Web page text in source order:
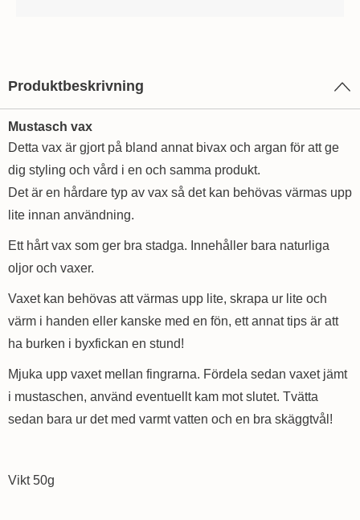
Produktbeskrivning
Mustasch vax
Detta vax är gjort på bland annat bivax och argan för att ge
dig styling och vård i en och samma produkt.
Det är en hårdare typ av vax så det kan behövas värmas upp
lite innan användning.
Ett hårt vax som ger bra stadga. Innehåller bara naturliga
oljor och vaxer.
Vaxet kan behövas att värmas upp lite, skrapa ur lite och
värm i handen eller kanske med en fön, ett annat tips är att
ha burken i byxfickan en stund!
Mjuka upp vaxet mellan fingrarna. Fördela sedan vaxet jämt
i mustaschen, använd eventuellt kam mot slutet. Tvätta
sedan bara ur det med varmt vatten och en bra skäggtvål!
Vikt 50g